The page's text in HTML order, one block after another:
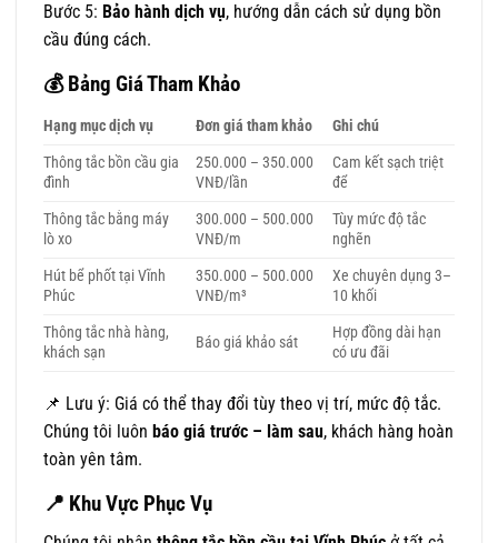
Bước 5: Bảo hành dịch vụ, hướng dẫn cách sử dụng bồn
cầu đúng cách.
💰Bảng Giá Tham Khảo
Hạng mục dịch vụ Đơn giá tham khảo
Ghi chú
Thông tắc bồn cầu gia
đình
250.000 – 350.000
VNĐ/lần
Cam kết sạch triệt
để
Thông tắc bằng máy
lò xo
300.000 – 500.000
VNĐ/m
Tùy mức độ tắc
nghẽn
Hút bể phốt tại Vĩnh
Phúc
350.000 – 500.000
VNĐ/m³
Xe chuyên dụng 3–
10 khối
Thông tắc nhà hàng,
khách sạn
Báo giá khảo sát
Hợp đồng dài hạn
có ưu đãi
📌 Lưu ý: Giá có thể thay đổi tùy theo vị trí, mức độ tắc.
Chúng tôi luôn báo giá trước – làm sau, khách hàng hoàn
toàn yên tâm.
📍 Khu Vực Phục Vụ